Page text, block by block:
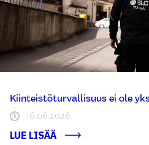
Kiinteistöturvallisuus ei ole
16.06.2026
LUE LISÄÄ